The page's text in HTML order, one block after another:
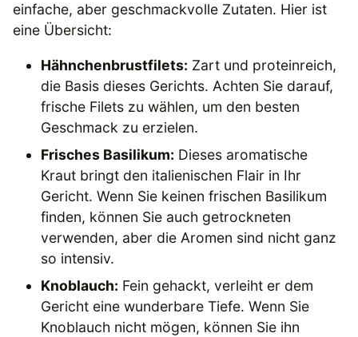
einfache, aber geschmackvolle Zutaten. Hier ist
eine Übersicht:
Hähnchenbrustfilets: Zart und proteinreich,
die Basis dieses Gerichts. Achten Sie darauf,
frische Filets zu wählen, um den besten
Geschmack zu erzielen.
Frisches Basilikum: Dieses aromatische
Kraut bringt den italienischen Flair in Ihr
Gericht. Wenn Sie keinen frischen Basilikum
finden, können Sie auch getrockneten
verwenden, aber die Aromen sind nicht ganz
so intensiv.
Knoblauch: Fein gehackt, verleiht er dem
Gericht eine wunderbare Tiefe. Wenn Sie
Knoblauch nicht mögen, können Sie ihn